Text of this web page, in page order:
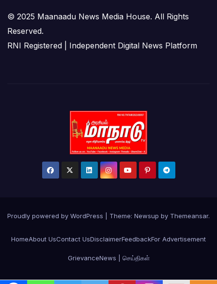
© 2025 Maanaadu News Media House. All Rights
Reserved.
RNI Registered | Independent Digital News Platform
Proudly powered by WordPress Theme: Newsup by Themeansar.
HomeAbout UsContact UsDisclaimerFeedbackFor Advertisement
GrievanceNews | செய்திகள்